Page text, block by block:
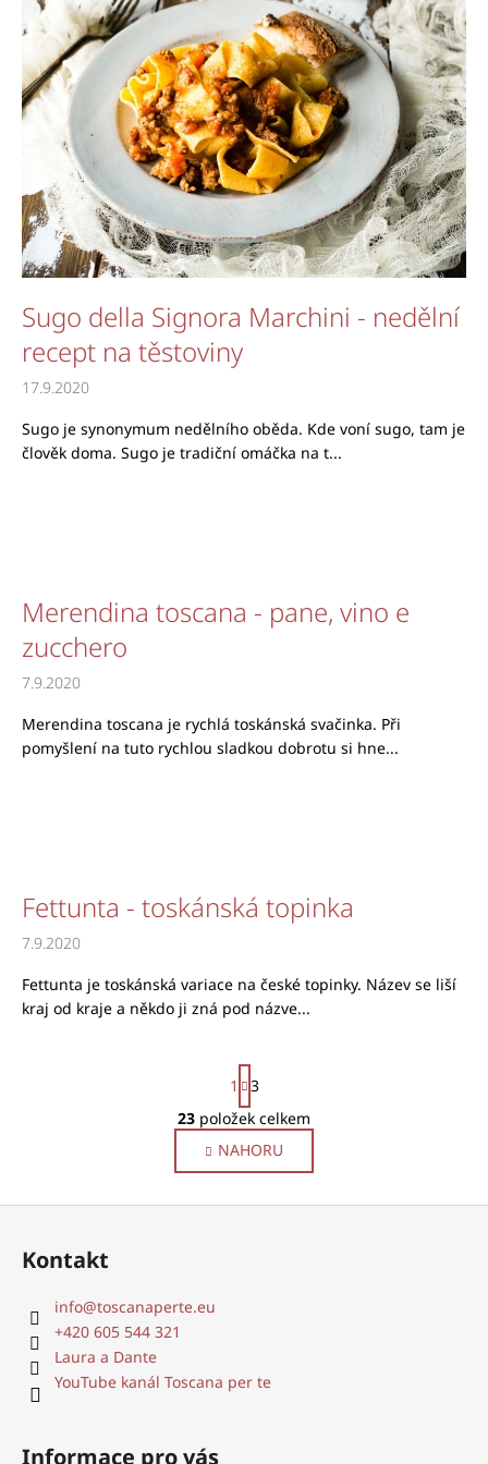
Sugo della Signora Marchini - nedělní
recept na těstoviny
17.9.2020
Sugo je synonymum nedělního oběda. Kde voní sugo, tam je
člověk doma. Sugo je tradiční omáčka na t...
Merendina toscana - pane, vino e
zucchero
7.9.2020
Merendina toscana je rychlá toskánská svačinka. Při
pomyšlení na tuto rychlou sladkou dobrotu si hne...
Fettunta - toskánská topinka
7.9.2020
Fettunta je toskánská variace na české topinky. Název se liší
kraj od kraje a někdo ji zná pod názve...
O
v
l
á
k
S
t
r
á
n
k
1
3
23 položek celkem
NAHORU
a
j
í
t
HLEDAT
Z
Kontakt
info@toscanaperte.eu
+420 605 544 321
Laura a Dante
YouTube kanál Toscana per te
Informace pro vás